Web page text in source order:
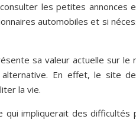
les petites annonces
automobiles et si
sa valeur actuelle sur le
En effet, le site
la vie.
impliquerait des difficultés